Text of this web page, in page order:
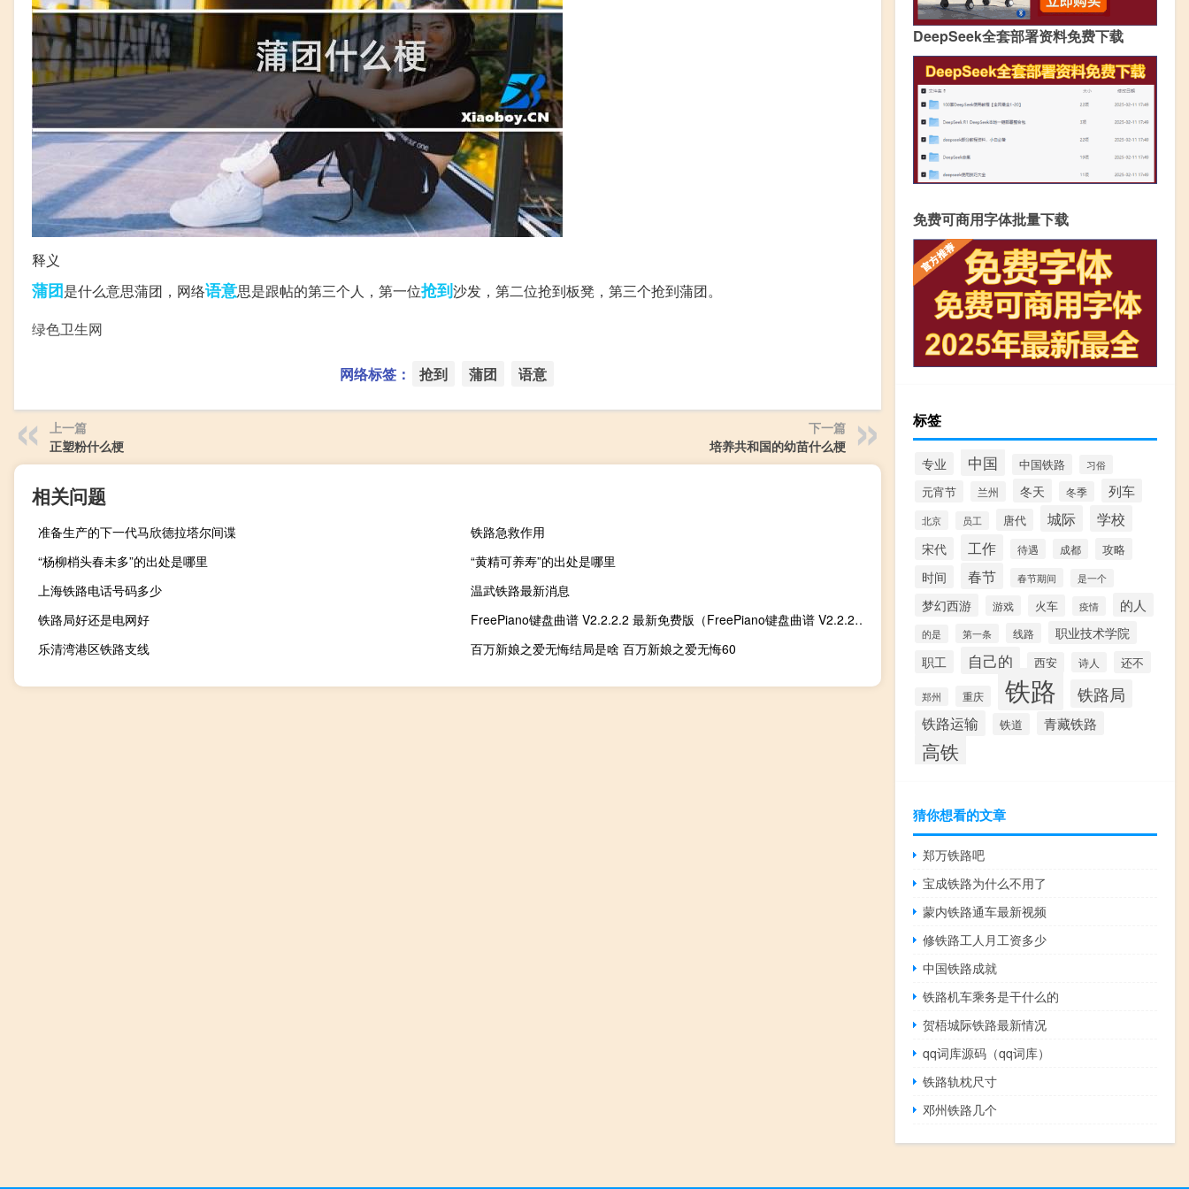
释义
蒲团是什么意思蒲团，网络语意思是跟帖的第三个人，第一位抢到沙发，第二位抢到板凳，第三个抢到蒲团。
绿色卫生网
网络标签： 抢到 蒲团 语意
上一篇
正塑粉什么梗
下一篇
培养共和国的幼苗什么梗
相关问题
准备生产的下一代马欣德拉塔尔间谍
铁路急救作用
“杨柳梢头春未多”的出处是哪里
“黄精可养寿”的出处是哪里
上海铁路电话号码多少
温武铁路最新消息
铁路局好还是电网好
FreePiano键盘曲谱 V2.2.2.2 最新免费版（FreePiano键盘曲谱 V2.2.2.2 最新免费版功能简介）
乐清湾港区铁路支线
百万新娘之爱无悔结局是啥 百万新娘之爱无悔60
DeepSeek全套部署资料免费下载
免费可商用字体批量下载
标签
专业 中国 中国铁路 习俗
元宵节 兰州 冬天 冬季 列车
北京 员工 唐代 城际 学校
宋代 工作 待遇 成都 攻略
时间 春节 春节期间 是一个
梦幻西游 游戏 火车 疫情 的人
的是 第一条 线路
职业技术学院
职工
自己的 西安 诗人 还不
郑州 重庆 铁路 铁路局
铁路运输 铁道 青藏铁路
高铁
猜你想看的文章
郑万铁路吧
宝成铁路为什么不用了
蒙内铁路通车最新视频
修铁路工人月工资多少
中国铁路成就
铁路机车乘务是干什么的
贺梧城际铁路最新情况
qq词库源码（qq词库）
铁路轨枕尺寸
邓州铁路几个